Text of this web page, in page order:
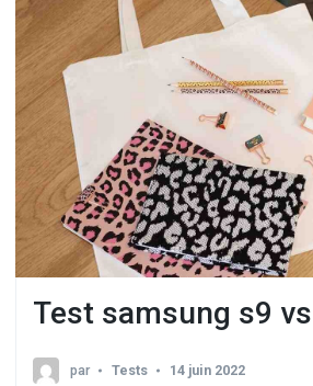
Test samsung s9
par Tests 14 juin 2022